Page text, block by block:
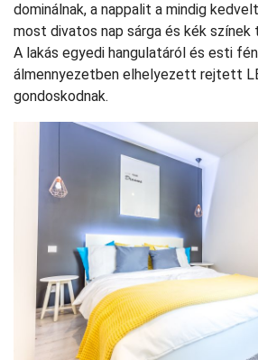
dominálnak, a nappalit a mindig
most divatos nap sárga és kék
A lakás egyedi hangulatáról és esti
álmennyezetben elhelyezett rejtett
gondoskodnak.